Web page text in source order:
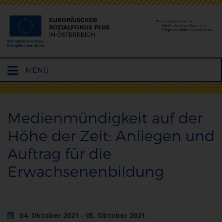
Hauptmenü
öffnen
MENÜ
Medienmündigkeit auf der
Höhe der Zeit: Anliegen und
Auftrag für die
Erwachsenenbildung
04. Oktober 2021 - 05. Oktober 2021